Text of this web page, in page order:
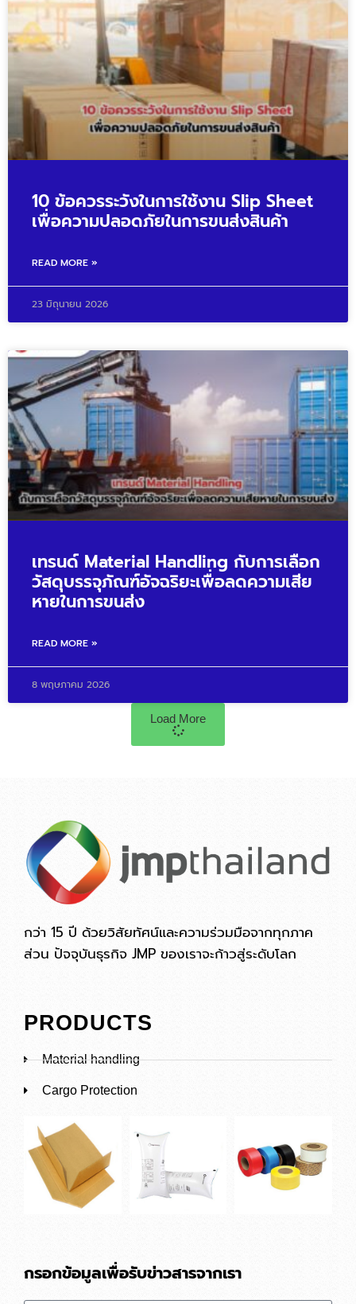
10 ข้อควรระวังในการใช้งาน Slip Sheet
เพื่อความปลอดภัยในการขนส่งสินค้า
READ MORE »
23 มิถุนายน 2026
เทรนด์ Material Handling กับการเลือก
วัสดุบรรจุภัณฑ์อัจฉริยะเพื่อลดความเสีย
หายในการขนส่ง
READ MORE »
8 พฤษภาคม 2026
Load More
กว่า 15 ปี ด้วยวิสัยทัศน์และความร่วมมือจากทุกภาค
ส่วน ปัจจุบันธุรกิจ JMP ของเราจะก้าวสู่ระดับโลก
PRODUCTS
Material handling
Cargo Protection
กรอกข้อมูลเพื่อรับข่าวสารจากเรา